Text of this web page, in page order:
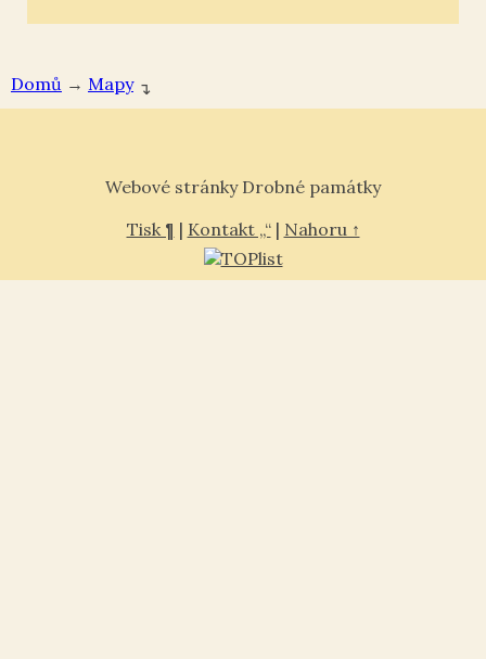
Domů → Mapy ↴
Webové stránky Drobné památky
Tisk ¶ | Kontakt „“| Nahoru ↑